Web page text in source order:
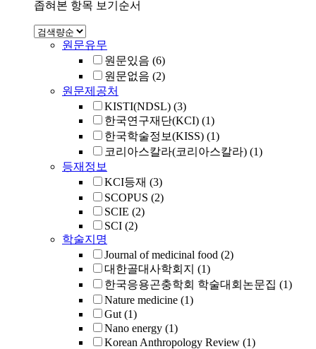
좁혀본 항목 보기순서
원문유무
원문있음 (6)
원문없음 (2)
원문제공처
KISTI(NDSL) (3)
한국연구재단(KCI) (1)
한국학술정보(KISS) (1)
코리아스칼라(코리아스칼라) (1)
등재정보
KCI등재 (3)
SCOPUS (2)
SCIE (2)
SCI (2)
학술지명
Journal of medicinal food (2)
대한골대사학회지 (1)
한국응용곤충학회 학술대회논문집 (1)
Nature medicine (1)
Gut (1)
Nano energy (1)
Korean Anthropology Review (1)